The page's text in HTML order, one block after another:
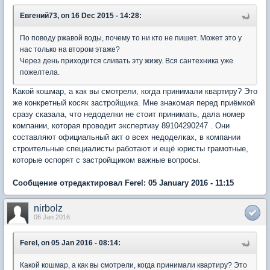
Евгений73, on 16 Dec 2015 - 14:28:
По поводу ржавой воды, почему то ни кто не пишет. Может это у
нас только на втором этаже?
Через день приходится сливать эту жижу. Вся сантехника уже
пожелтела.
Какой кошмар, а как вы смотрели, когда принимали квартиру? Это
же конкретный косяк застройщика. Мне знакомая перед приёмкой
сразу сказала, что недоделки не стоит принимать, дала номер
компании, которая проводит экспертизу 89104290247 . Они
составляют официальный акт о всех недоделках, в компании
строительные специалисты работают и ещё юристы грамотные,
которые оспорят с застройщиком важные вопросы.
Сообщение отредактировал Ferel: 05 January 2016 - 11:15
nirbolz
06 Jan 2016
Ferel, on 05 Jan 2016 - 08:14:
Какой кошмар, а как вы смотрели, когда принимали квартиру? Это